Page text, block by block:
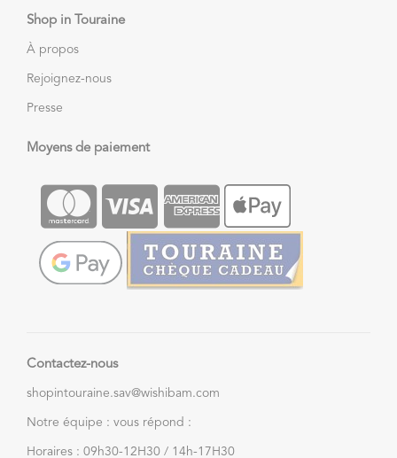
Shop in Touraine
À propos
Rejoignez-nous
Presse
Moyens de paiement
Contactez-nous
shopintouraine.sav@wishibam.com
Notre équipe : vous répond :
Horaires : 09h30-12H30 / 14h-17H30